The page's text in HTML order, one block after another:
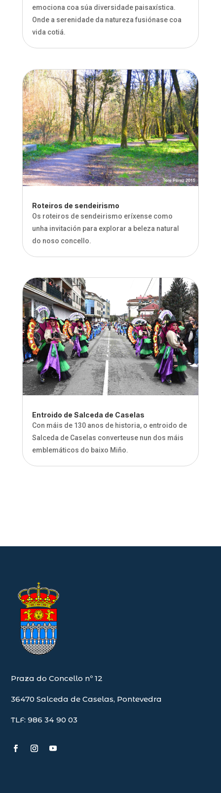
emociona coa súa diversidade paisaxística.
Onde a serenidade da natureza fusiónase coa
vida cotiá.
Roteiros de sendeirismo
Os roteiros de sendeirismo eríxense como
unha invitación para explorar a beleza natural
do noso concello.
Entroido de Salceda de Caselas
Con máis de 130 anos de historia, o entroido de
Salceda de Caselas converteuse nun dos máis
emblemáticos do baixo Miño.
Praza do Concello nº 12
36470 Salceda de Caselas, Pontevedra
TLF: 986 34 90 03